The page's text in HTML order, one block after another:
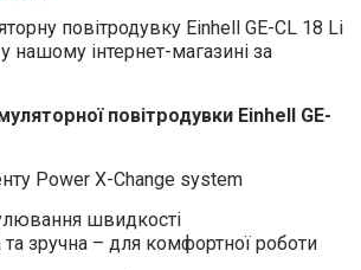
повітродувку Einhell GE-CL 18 Li
нашому інтернет-магазині за
повітродувки Einhell GE-
Power X-Change system
швидкості
зручна – для комфортної роботи